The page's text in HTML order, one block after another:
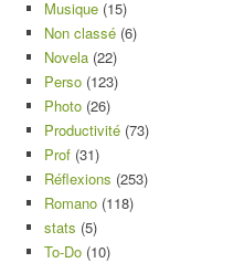
Musique (15)
Non classé (6)
Novela (22)
Perso (123)
Photo (26)
Productivité (73)
Prof (31)
Réflexions (253)
Romano (118)
stats (5)
To-Do (10)